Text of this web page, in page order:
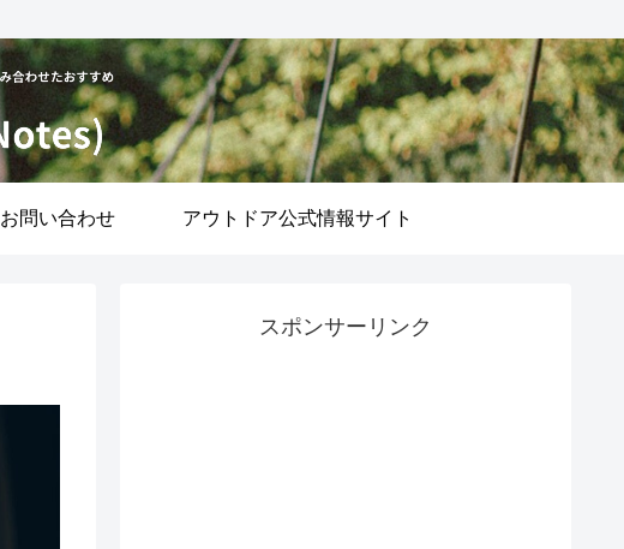
お問い合わせ アウトドア公式情報サイト
スポンサーリンク